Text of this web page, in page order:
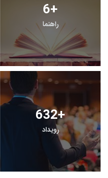
6+
راهنما
632+
رویداد